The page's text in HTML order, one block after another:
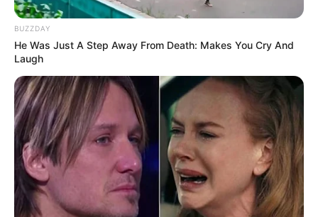
BUZZDAY
He Was Just A Step Away From Death: Makes You Cry And
Laugh